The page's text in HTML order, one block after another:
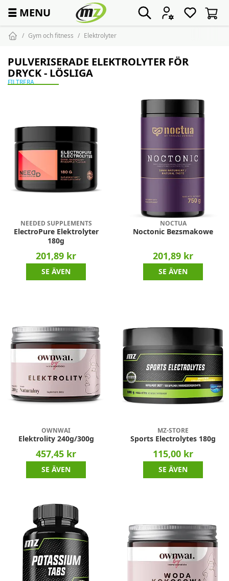
☰ MENU
Gym och fitness Elektrolyter
PULVERISERADE ELEKTROLYTER FÖR
DRYCK - LÖSLIGA
FILTRERA
NEEDED SUPPLEMENTS
ElectroPure Elektrolyter
180g
201,89 kr
SE ÄVEN
NOCTUA
Noctonic Bezsmakowe
201,89 kr
SE ÄVEN
OWNWAI
Elektrolity 240g/300g
457,45 kr
SE ÄVEN
MZ-STORE
Sports Electrolytes 180g
115,00 kr
SE ÄVEN